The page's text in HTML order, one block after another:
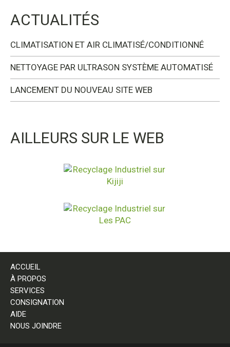
ACTUALITÉS
CLIMATISATION ET AIR CLIMATISÉ/CONDITIONNÉ
NETTOYAGE PAR ULTRASON SYSTÈME AUTOMATISÉ
LANCEMENT DU NOUVEAU SITE WEB
AILLEURS SUR LE WEB
ACCUEIL
À PROPOS
SERVICES
CONSIGNATION
AIDE
NOUS JOINDRE